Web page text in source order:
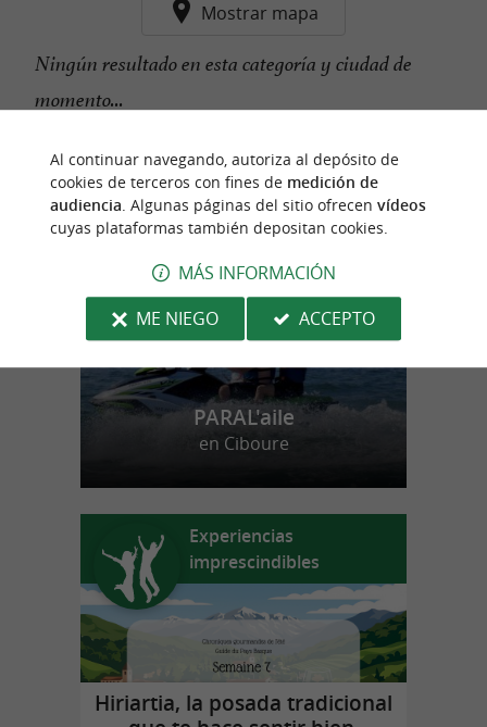
Mostrar mapa
Ningún resultado en esta categoría y ciudad de
momento...
n
u
e
s
t
r
o
f
a
v
o
r
i
t
o
PARAL'aile
en Ciboure
Experiencias
imprescindibles
Hiriartia, la posada tradicional
Al continuar navegando, autoriza al depósito de
cookies de terceros con fines de medición de
audiencia . Algunas páginas del sitio ofrecen vídeos
cuyas plataformas también depositan cookies.
MÁS INFORMACIÓN
ME NIEGO
ACCEPTO